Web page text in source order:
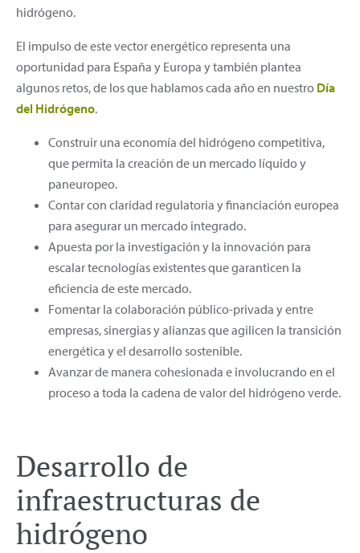
hidrógeno.
El impulso de este vector energético representa una
oportunidad para España y Europa y también plantea
algunos retos, de los que hablamos cada año en nuestro Día
del Hidrógeno.
Construir una economía del hidrógeno competitiva,
que permita la creación de un mercado líquido y
paneuropeo.
Contar con claridad regulatoria y financiación europea
para asegurar un mercado integrado.
Apuesta por la investigación y la innovación para
escalar tecnologías existentes que garanticen la
eficiencia de este mercado.
Fomentar la colaboración público-privada y entre
empresas, sinergias y alianzas que agilicen la transición
energética y el desarrollo sostenible.
Avanzar de manera cohesionada e involucrando en el
proceso a toda la cadena de valor del hidrógeno verde.
Desarrollo de
infraestructuras de
hidrógeno